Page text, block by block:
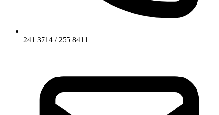
241 3714 / 255 8411